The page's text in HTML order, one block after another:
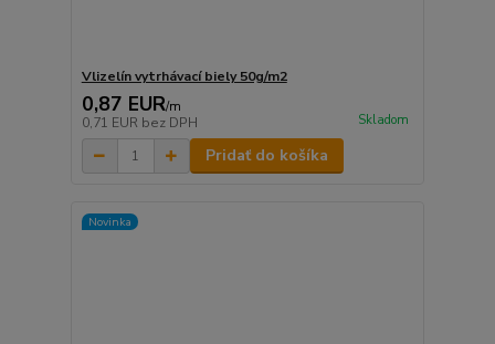
Vlizelín vytrhávací biely 50g/m2
0,87 EUR/m
0,71 EUR bez DPH Skladom
Pridať do košíka
Novinka